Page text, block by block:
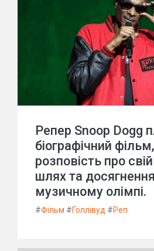
Репер Snoop Dogg
біографічний
розповість про
шлях та
музичному олімпі.
#Фільм #Голлівуд #Реп